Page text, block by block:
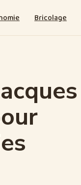
Bricolage